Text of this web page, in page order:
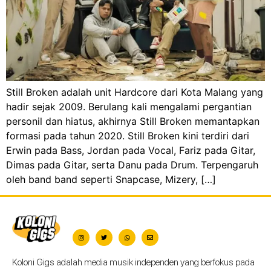
Still Broken adalah unit Hardcore dari Kota Malang yang
hadir sejak 2009. Berulang kali mengalami pergantian
personil dan hiatus, akhirnya Still Broken memantapkan
formasi pada tahun 2020. Still Broken kini terdiri dari
Erwin pada Bass, Jordan pada Vocal, Fariz pada Gitar,
Dimas pada Gitar, serta Danu pada Drum. Terpengaruh
oleh band band seperti Snapcase, Mizery, […]
Koloni Gigs adalah media musik independen yang berfokus pada